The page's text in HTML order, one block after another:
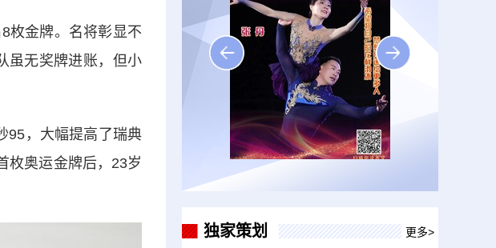
金牌。名将彰显不
虽无奖牌进账，但小
，大幅提高了瑞典
枚奥运金牌后，23岁
独家策划 更多>